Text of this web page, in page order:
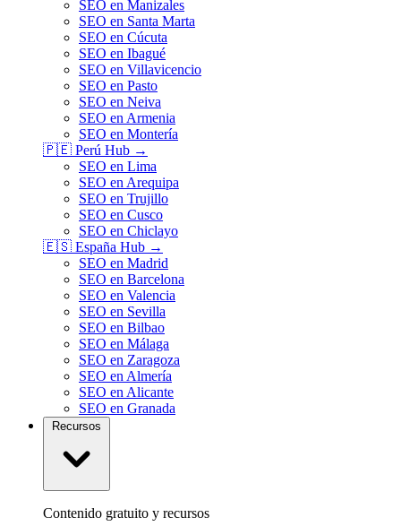
SEO en Manizales
SEO en Santa Marta
SEO en Cúcuta
SEO en Ibagué
SEO en Villavicencio
SEO en Pasto
SEO en Neiva
SEO en Armenia
SEO en Montería
🇵🇪 Perú Hub →
SEO en Lima
SEO en Arequipa
SEO en Trujillo
SEO en Cusco
SEO en Chiclayo
🇪🇸 España Hub →
SEO en Madrid
SEO en Barcelona
SEO en Valencia
SEO en Sevilla
SEO en Bilbao
SEO en Málaga
SEO en Zaragoza
SEO en Almería
SEO en Alicante
SEO en Granada
Contenido gratuito y recursos